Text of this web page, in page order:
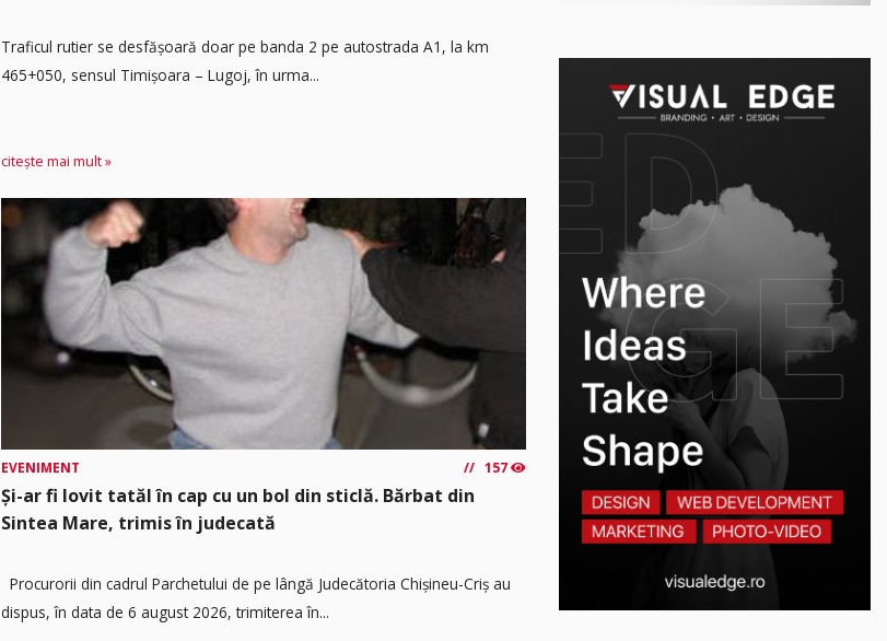
Traficul rutier se desfășoară doar pe banda 2 pe autostrada A1, la km
465+050, sensul Timişoara – Lugoj, în urma...
citește mai mult »
EVENIMENT 157
Și-ar fi lovit tatăl în cap cu un bol din sticlă. Bărbat din
Sintea Mare, trimis în judecată
Procurorii din cadrul Parchetului de pe lângă Judecătoria Chișineu-Criș au
dispus, în data de 6 august 2026, trimiterea în...